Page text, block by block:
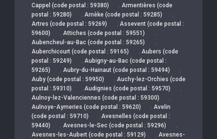
Cappel (code postal : 59380)
, Armentières (code
postal : 59280)
, Arnèke (code postal : 59285) ,
Artres (code postal : 59269) , Assevent (code postal :
59600)
, Attiches (code postal : 59551) ,
Aubencheul-au-Bac (code postal : 59265) ,
Auberchicourt (code postal : 59165) , Aubers (code
postal : 59249)
, Aubigny-au-Bac (code postal :
59265)
, Aubry-du-Hainaut (code postal : 59494) ,
Auby (code postal : 59950) , Auchy-lez-Orchies (code
postal : 59310)
, Audignies (code postal : 59570) ,
Aulnoy-lez-Valenciennes (code postal : 59300) ,
Aulnoye-Aymeries (code postal : 59620) , Avelin
(code postal : 59710)
, Avesnelles (code postal :
59440)
, Avesnes-le-Sec (code postal : 59296) ,
Avesnes-les-Aubert (code postal : 59129) , Avesnes-